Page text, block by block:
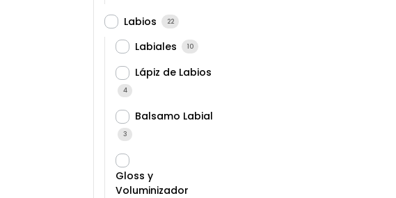
Labios 22
Labiales 10
Lápiz de Labios
4
Balsamo Labial
3
Gloss y
Voluminizador